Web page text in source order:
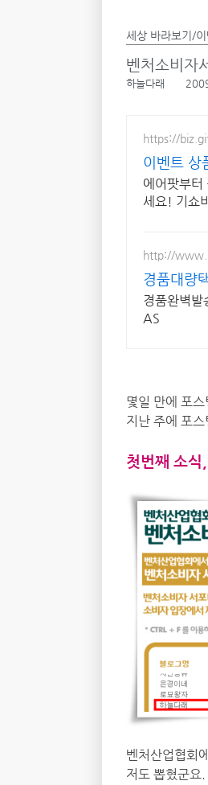
세상 바라보기/이
벤처소비자
하늘다래
https://
이벤트
에어팟부터
세요! 기쇼
http://
경품대량
경품완벽발
AS
몇일 만에 포
지난 주에 포
첫번째 소식,
벤처산업협회
저도 뽑혔군요